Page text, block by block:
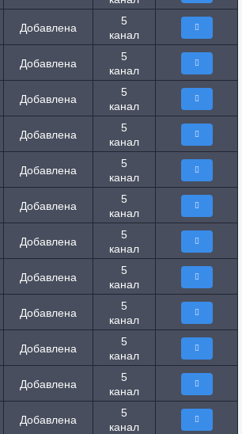
Добавлена
5
канал
Добавлена
5
канал
Добавлена
5
канал
Добавлена
5
канал
Добавлена
5
канал
Добавлена
5
канал
Добавлена
5
канал
Добавлена
5
канал
Добавлена
5
канал
Добавлена
5
канал
Добавлена
5
канал
Добавлена
5
канал